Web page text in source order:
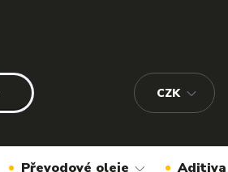
CZK
Převodové oleje Aditiva